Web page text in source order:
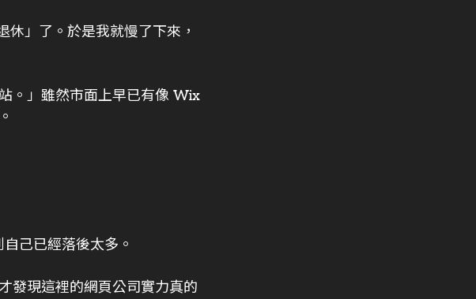
」了。於是我就慢了下來，
。」雖然市面上早已有像 Wix
己已經落後太多。
發現這裡的網頁公司實力真的